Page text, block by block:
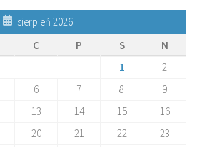
sierpień 2026
C P S
N
1
2
6 7 8
9
13 14 15
16
20 21 22
23